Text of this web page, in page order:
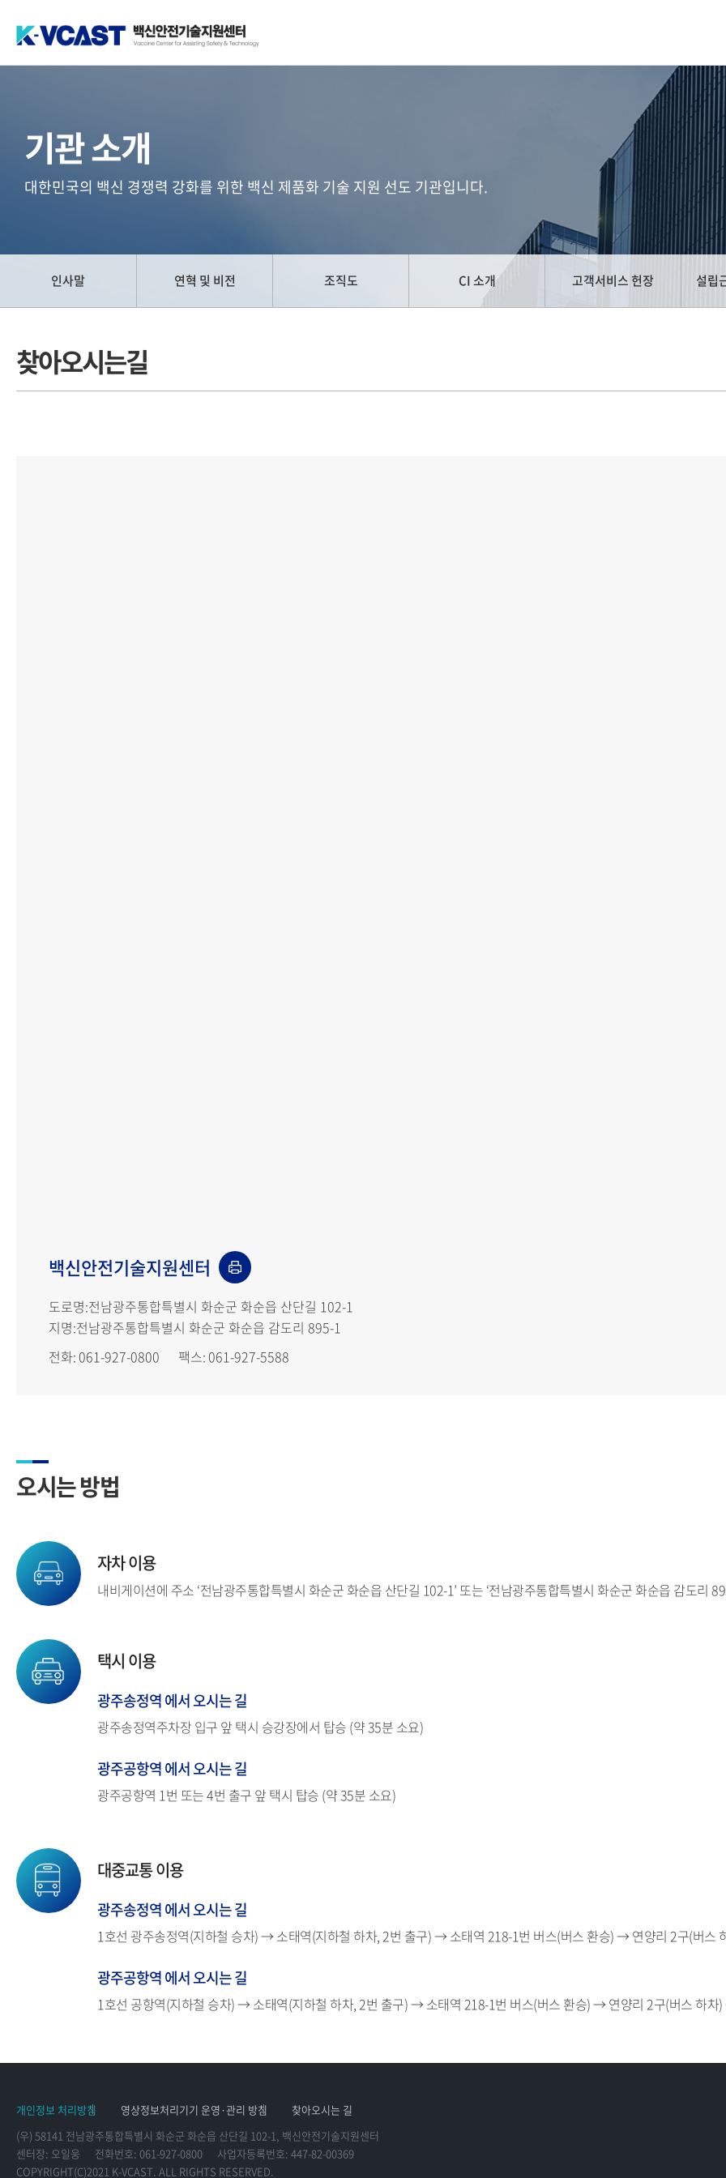
기관 소개
대한민국의 백신 경쟁력 강화를 위한 백신 제품화 기술 지원 선도 기관입니다.
인사말 연혁 및 비전 조직도 CI 소개 고객서비스 헌장 설립
찾아오시는길
백신안전기술지원센터
도로명 전남광주통합특별시 화순군 화순읍 산단길 102-1
지명 전남광주통합특별시 화순군 화순읍 감도리 895-1
전화 061-927-0800 팩스 061-927-5588
오시는 방법
자차 이용
내비게이션에 주소 ‘전남광주통합특별시 화순군 화순읍 산단길 102-1’ 또는 ‘전남광주통합특별시 화순군 화순읍 감도리
택시 이용
광주송정역 에서 오시는 길
광주송정역주차장 입구 앞 택시 승강장에서 탑승 (약 35분 소요)
광주공항역 에서 오시는 길
광주공항역 1번 또는 4번 출구 앞 택시 탑승 (약 35분 소요)
대중교통 이용
광주송정역 에서 오시는 길
1호선 광주송정역(지하철 승차) → 소태역(지하철 하차, 2번 출구) → 소태역 218-1번 버스(버스 환승) → 연양리 2구(버스
광주공항역 에서 오시는 길
1호선 공항역(지하철 승차) → 소태역(지하철 하차, 2번 출구) → 소태역 218-1번 버스(버스 환승) → 연양리 2구(버스 하
개인정보 처리방침 영상정보처리기기 운영·관리 방침 찾아오시는 길
(우) 58141 전남광주통합특별시 화순군 화순읍 산단길 102-1, 백신안전기술지원센터
센터장: 오일웅
전화번호: 061-927-0800
사업자등록번호: 447-82-00369
COPYRIGHT(C)2021 K-VCAST. ALL RIGHTS RESERVED.